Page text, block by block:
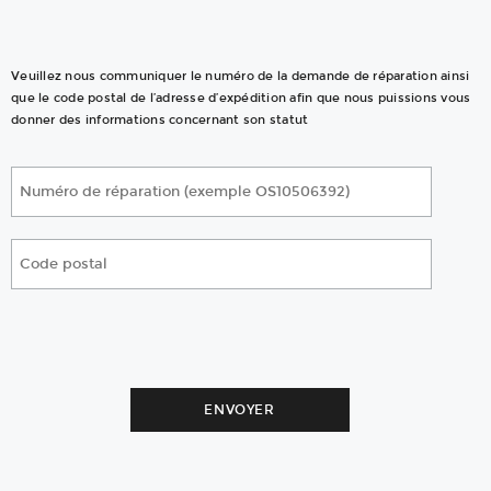
Veuillez nous communiquer le numéro de la demande de réparation ainsi
que le code postal de l’adresse d’expédition afin que nous puissions vous
donner des informations concernant son statut